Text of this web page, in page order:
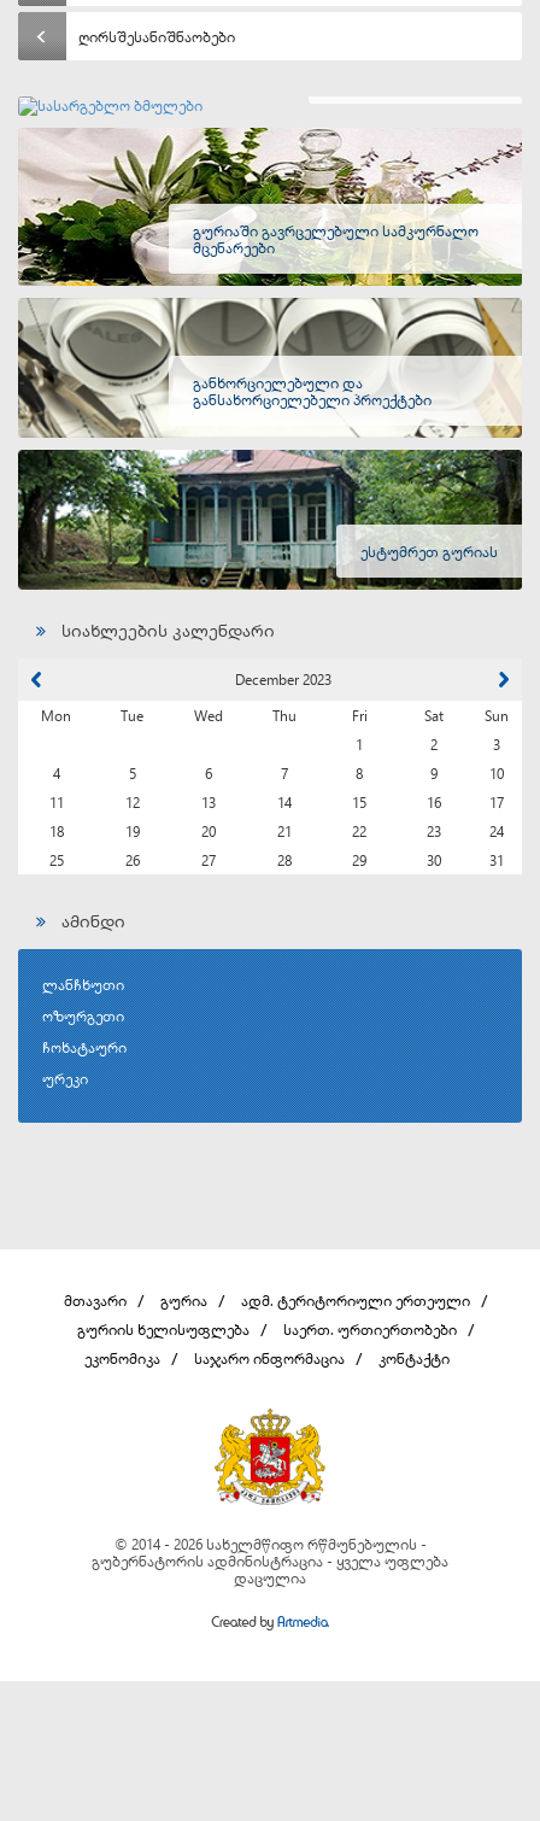
ღირსშესანიშნაობები
გურიაში გავრცელებული სამკურნალო
მცენარეები
განხორციელებული და
განსახორციელებელი პროექტები
ესტუმრეთ გურიას
სიახლეების კალენდარი
December 2023
Mon
Tue Wed Thu Fri Sat
Sun
1
2
3
4
5 6 7 8 9
10
11
12 13 14 15 16
17
18
19 20 21 22 23
24
25
26 27 28 29 30 31
ამინდი
ლანჩხუთი
ოზურგეთი
ჩოხატაური
ურეკი
მთავარი გურია
ადმ. ტერიტორიული ერთეული
გურიის ხელისუფლება
საერთ. ურთიერთობები
ეკონომიკა
საჯარო ინფორმაცია კონტაქტი
© 2014 - 2026 სახელმწიფო რწმუნებულის -
გუბერნატორის ადმინისტრაცია - ყველა უფლება
დაცულია